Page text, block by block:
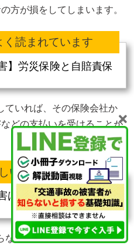
方が損をしてしまいます。
く読まれています
】労災保険と自賠責保
ていれば、その保険会社か
どの支払いを受けることが
い動画解説はこちら
は、どこまで請求でき
ない場合のケガに対する保